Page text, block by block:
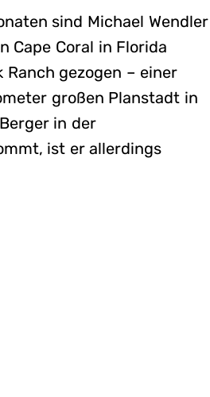
sind Michael Wendler
Cape Coral in Florida
Ranch gezogen – einer
großen Planstadt in
in der
ist er allerdings